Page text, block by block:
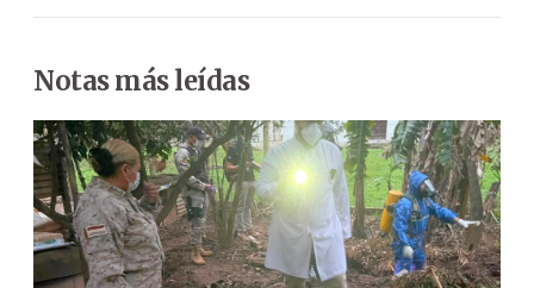
Notas más leídas